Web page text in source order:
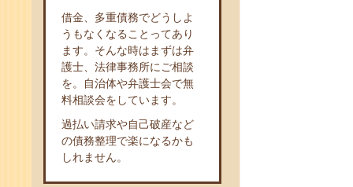
借金、多重債務でどうしよ
うもなくなることってあり
ます。そんな時はまずは弁
護士、法律事務所にご相談
を。自治体や弁護士会で無
料相談会をしています。
過払い請求や自己破産など
の債務整理で楽になるかも
しれません。